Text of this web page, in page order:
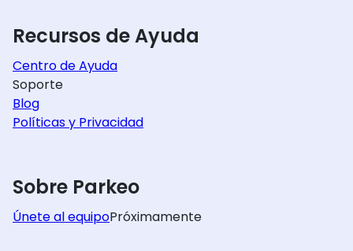
Recursos de Ayuda
Centro de Ayuda
Soporte
Blog
Políticas y Privacidad
Sobre Parkeo
Únete al equipoPróximamente